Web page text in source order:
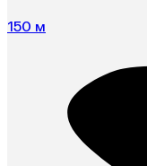
150 м